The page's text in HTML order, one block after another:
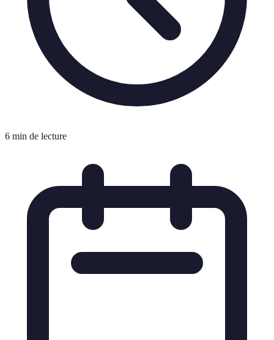
6 min de lecture